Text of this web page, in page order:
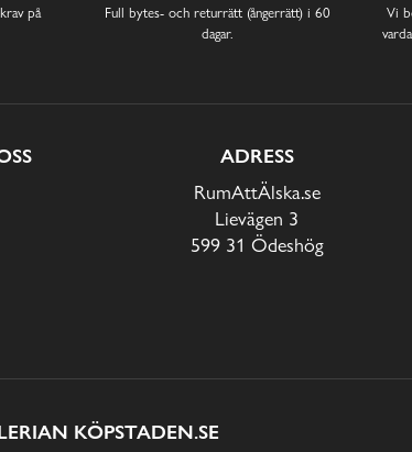
på
Full bytes- och returrätt (ångerrätt) i 60
dagar.
Vi
ADRESS
RumAttÄlska.se
Lievägen 3
599 31 Ödeshög
KÖPSTADEN.SE